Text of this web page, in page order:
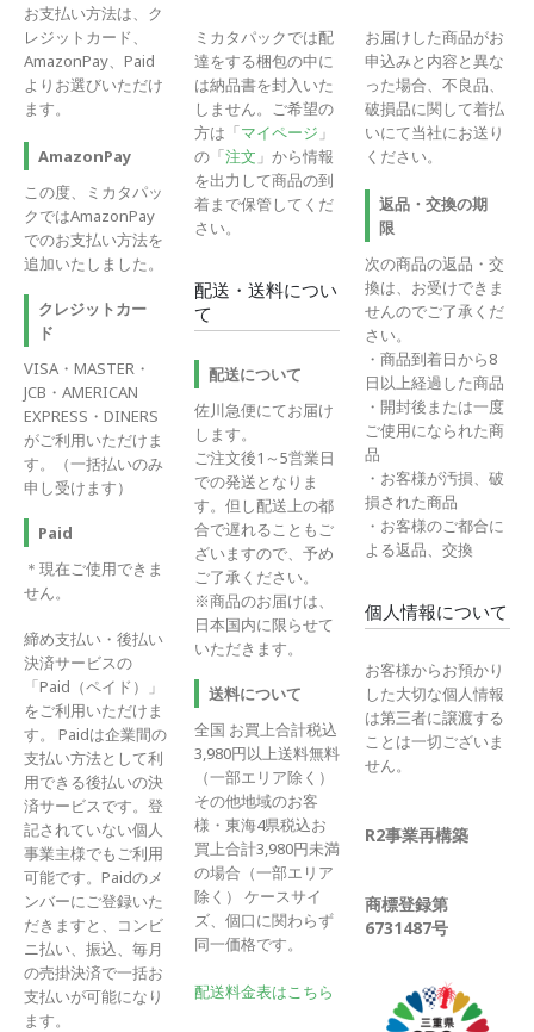
お支払い方法は、ク
レジットカード、
AmazonPay、Paid
よりお選びいただけ
ます。
AmazonPay
この度、ミカタパッ
クではAmazonPay
でのお支払い方法を
追加いたしました。
クレジットカー
ド
VISA・MASTER・
JCB・AMERICAN
EXPRESS・DINERS
がご利用いただけま
す。（一括払いのみ
申し受けます）
Paid
＊現在ご使用できま
せん。
締め支払い・後払い
決済サービスの
「Paid（ペイド）」
をご利用いただけま
す。 Paidは企業間の
支払い方法として利
用できる後払いの決
済サービスです。登
記されていない個人
事業主様でもご利用
可能です。Paidのメ
ンバーにご登録いた
だきますと、コンビ
ニ払い、振込、毎月
の売掛決済で一括お
支払いが可能になり
ます。
ミカタパックでは配
達をする梱包の中に
は納品書を封入いた
しません。ご希望の
方は「マイページ 」
の「注文 」から情報
を出力して商品の到
着まで保管してくだ
さい。
配送・送料につい
て
配送について
佐川急便にてお届け
します。
ご注文後1～5営業日
での発送となりま
す。但し配送上の都
合で遅れることもご
ざいますので、予め
ご了承ください。
※商品のお届けは、
日本国内に限らせて
いただきます。
送料について
全国 お買上合計税込
3,980円以上送料無料
（一部エリア除く）
その他地域のお客
様・東海4県税込お
買上合計3,980円未満
の場合（一部エリア
除く） ケースサイ
ズ、個口に関わらず
同一価格です。
配送料金表はこちら
お届けした商品がお
申込みと内容と異な
った場合、不良品、
破損品に関して着払
いにて当社にお送り
ください。
返品・交換の期
限
次の商品の返品・交
換は、お受けできま
せんのでご了承くだ
さい。
・商品到着日から8
日以上経過した商品
・開封後または一度
ご使用になられた商
品
・お客様が汚損、破
損された商品
・お客様のご都合に
よる返品、交換
個人情報について
お客様からお預かり
した大切な個人情報
は第三者に譲渡する
ことは一切ございま
せん。
R2事業再構築
商標登録第
6731487号